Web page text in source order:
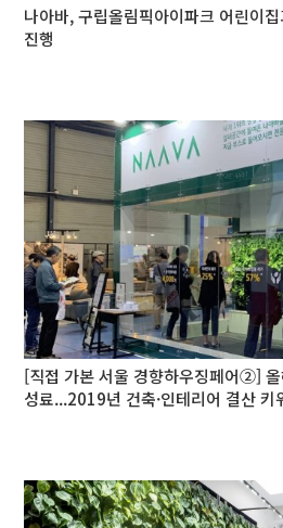
나아바, 구립올림픽아이파크 어린이
진행
[직접 가본 서울 경향하우징페어②]
성료...2019년 건축·인테리어 결산 키